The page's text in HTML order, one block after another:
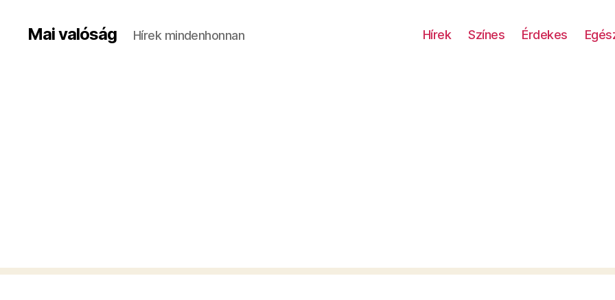
Mai valóság Hírek mindenhonnan Hírek Színes Érdekes